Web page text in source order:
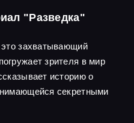
"Разведка"
захватывающий
зрителя в мир
историю о
секретными